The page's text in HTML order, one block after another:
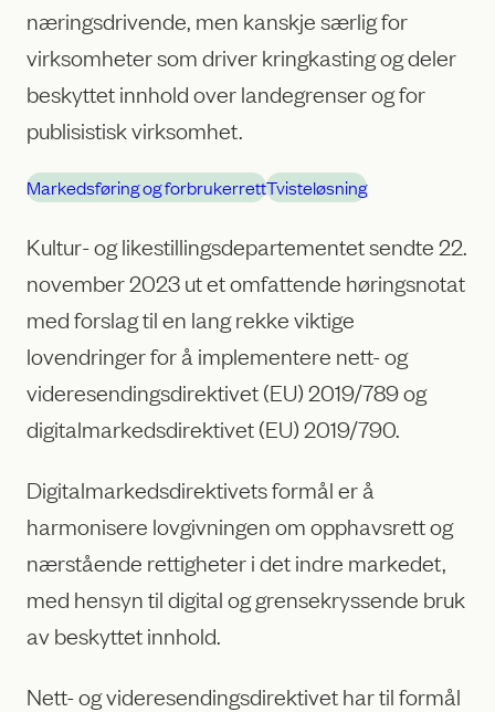
næringsdrivende, men kanskje særlig for
virksomheter som driver kringkasting og deler
beskyttet innhold over landegrenser og for
publisistisk virksomhet.
Markedsføring og forbrukerrettTvisteløsning
Kultur- og likestillingsdepartementet sendte 22.
november 2023 ut et omfattende høringsnotat
med forslag til en lang rekke viktige
lovendringer for å implementere nett- og
videresendingsdirektivet (EU) 2019/789 og
digitalmarkedsdirektivet (EU) 2019/790.
Digitalmarkedsdirektivets formål er å
harmonisere lovgivningen om opphavsrett og
nærstående rettigheter i det indre markedet,
med hensyn til digital og grensekryssende bruk
av beskyttet innhold.
Nett- og videresendingsdirektivet har til formål